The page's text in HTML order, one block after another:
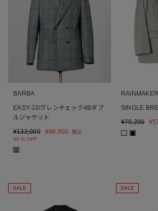
BARBA
EASY-J2/グレンチェック4Bダブ
ルジャケット
¥132,000 ¥66,000
税込
50 % OFF
RAINMAKER
SINGLE
¥79,200 ¥
SALE SALE